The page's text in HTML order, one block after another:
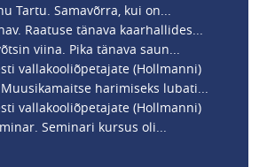
Tartu. Samavõrra, kui on...
Raatuse tänava kaarhallides...
viina. Pika tänava saun...
vallakooliõpetajate (Hollmanni)
harimiseks lubati...
vallakooliõpetajate (Hollmanni)
Seminari kursus oli...